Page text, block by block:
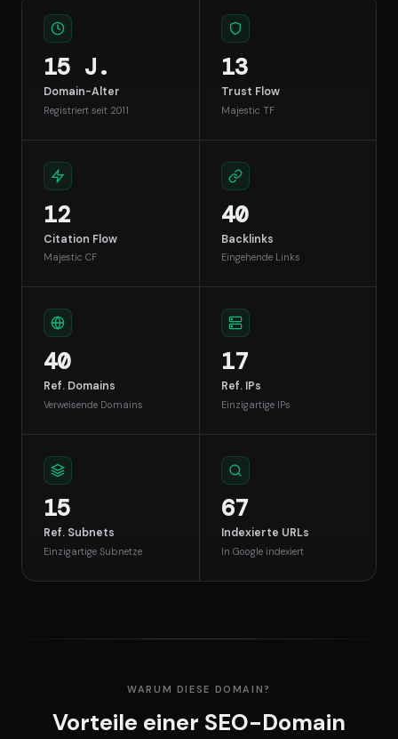
15 J.
Domain-Alter
Registriert seit 2011
13
Trust Flow
Majestic TF
12
Citation Flow
Majestic CF
40
Backlinks
Eingehende Links
40
Ref. Domains
Verweisende Domains
17
Ref. IPs
Einzigartige IPs
15
Ref. Subnets
Einzigartige Subnetze
67
Indexierte URLs
In Google indexiert
WARUM DIESE DOMAIN?
Vorteile einer SEO-Domain